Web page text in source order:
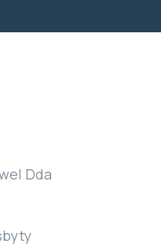
Dda